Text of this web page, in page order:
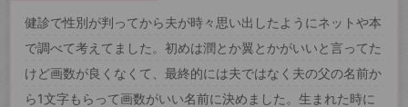
健診で性別が判ってから夫が時々思い出したようにネットや本
で調べて考えてました。初めは潤とか翼とかがいいと言ってた
けど画数が良くなくて、最終的には夫ではなく夫の父の名前か
ら1文字もらって画数がいい名前に決めました。生まれた時に